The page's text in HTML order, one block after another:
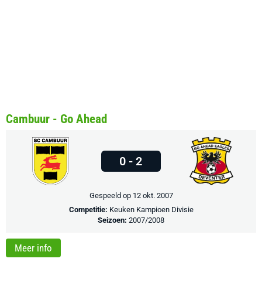
Cambuur - Go Ahead
0 - 2
Gespeeld op 12 okt. 2007
Competitie: Keuken Kampioen Divisie
Seizoen: 2007/2008
Meer info